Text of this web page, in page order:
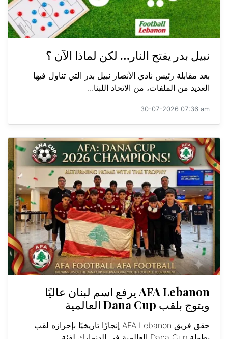
نبيل بدر يفتح النار… لكن لماذا الآن ؟
بعد مقابلة رئيس نادي الأنصار نبيل بدر التي تناول فيها
العديد من الملفات، من الاتحاد اللبنا...
30-07-2026 07:36 am
AFA Lebanon يرفع اسم لبنان عاليًا
ويتوج بلقب Dana Cup العالمية
حقق فريق AFA Lebanon إنجازًا تاريخيًا بإحرازه لقب